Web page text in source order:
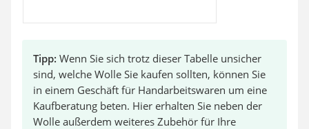
Tipp: Wenn Sie sich trotz dieser Tabelle unsicher
sind, welche Wolle Sie kaufen sollten, können Sie
in einem Geschäft für Handarbeitswaren um eine
Kaufberatung beten. Hier erhalten Sie neben der
Wolle außerdem weiteres Zubehör für Ihre